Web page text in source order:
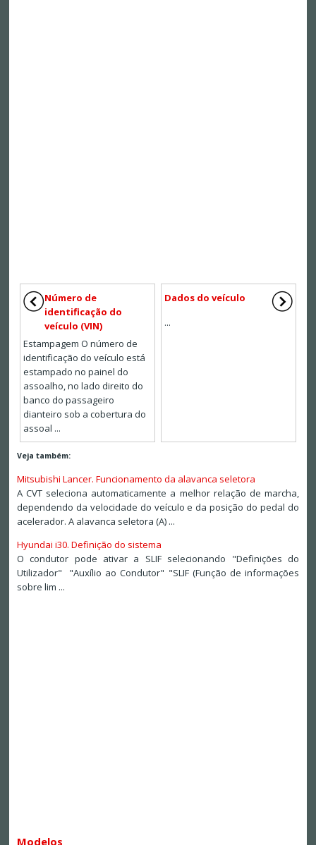
Número de
identificação do
veículo (VIN)
Estampagem O número de
identificação do veículo está
estampado no painel do
assoalho, no lado direito do
banco do passageiro
dianteiro sob a cobertura do
assoal ...
Dados do veículo
...
Veja também:
Mitsubishi Lancer. Funcionamento da alavanca seletora
A CVT seleciona automaticamente a melhor relação de marcha,
dependendo da velocidade do veículo e da posição do pedal do
acelerador. A alavanca seletora (A) ...
Hyundai i30. Definição do sistema
O condutor pode ativar a SLIF selecionando "Definições do
Utilizador" "Auxílio ao Condutor" "SLIF (Função de informações
sobre lim ...
Modelos